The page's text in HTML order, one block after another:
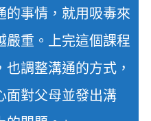
的事情，就用吸毒來
嚴重。上完這個課程
調整溝通的方式，
面對父母並發出溝